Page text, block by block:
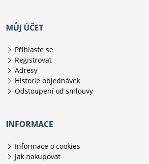
MŮJ ÚČET
Přihlaste se
Registrovat
Adresy
Historie objednávek
Odstoupení od smlouvy
INFORMACE
Informace o cookies
Jak nakupovat